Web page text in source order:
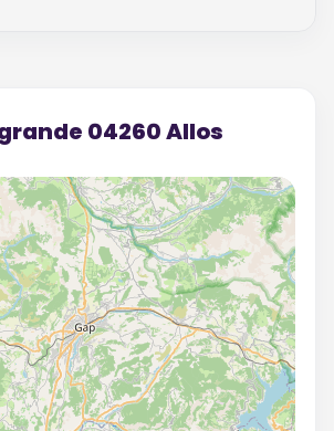
04260 Allos